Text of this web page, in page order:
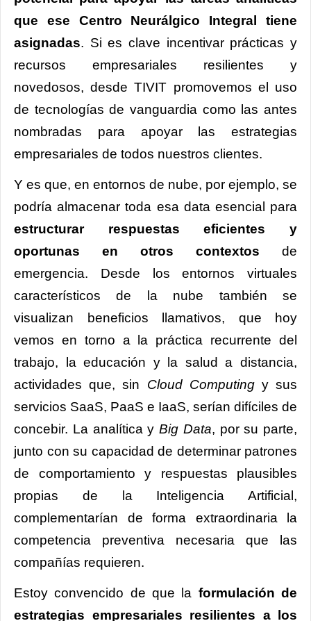
que ese Centro Neurálgico Integral tiene
asignadas. Si es clave incentivar prácticas y
recursos empresariales resilientes y
novedosos, desde TIVIT promovemos el uso
de tecnologías de vanguardia como las antes
nombradas para apoyar las estrategias
empresariales de todos nuestros clientes.
Y es que, en entornos de nube, por ejemplo, se
podría almacenar toda esa data esencial para
estructurar respuestas eficientes y
oportunas en otros contextos de
emergencia. Desde los entornos virtuales
característicos de la nube también se
visualizan beneficios llamativos, que hoy
vemos en torno a la práctica recurrente del
trabajo, la educación y la salud a distancia,
actividades que, sin Cloud Computing y sus
servicios SaaS, PaaS e IaaS, serían difíciles de
concebir. La analítica y Big Data, por su parte,
junto con su capacidad de determinar patrones
de comportamiento y respuestas plausibles
propias de la Inteligencia Artificial,
complementarían de forma extraordinaria la
competencia preventiva necesaria que las
compañías requieren.
Estoy convencido de que la formulación de
estrategias empresariales resilientes a los